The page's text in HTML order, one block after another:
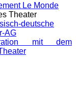
Le Monde
Theater
deutsche
AG
mit dem